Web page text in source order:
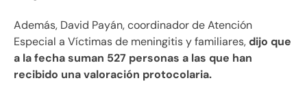
Además, David Payán, coordinador de Atención
Especial a Víctimas de meningitis y familiares,dijo que
a la fecha suman 527 personas a las que han
recibido una valoración protocolaria.